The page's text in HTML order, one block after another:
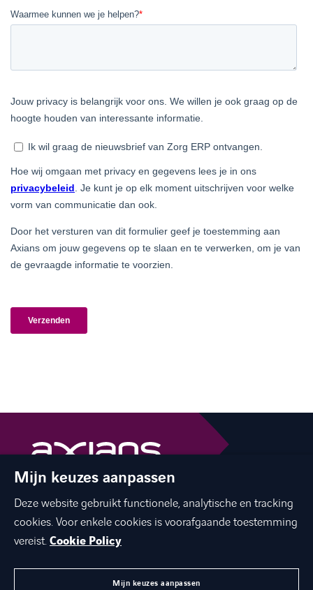
LINKEDINYOUTUBE
The best of ICT with a human touch
linkedinyoutubefacebook
twitterinstagram
Mijn keuzes aanpassen
Deze website gebruikt functionele, analytische en tracking
cookies. Voor enkele cookies is voorafgaande toestemming
vereist.Cookie Policy
Mijn keuzes aanpassen